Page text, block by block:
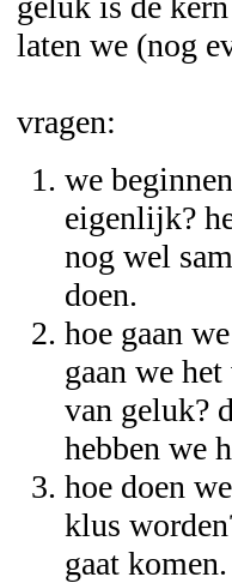
laten we (nog
vragen:
we
eigenlijk?
nog wel
doen.
hoe gaan
gaan we
van geluk?
hebben we
hoe doen
klus
gaat komen.